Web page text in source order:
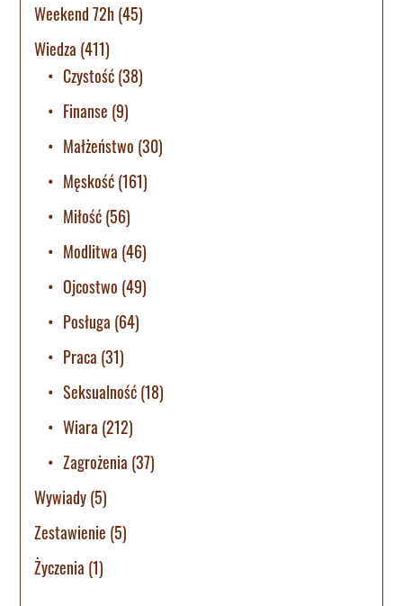
Weekend 72h(45)
Wiedza (411)
Czystość(38)
Finanse (9)
Małżeństwo (30)
Męskość(161)
Miłość(56)
Modlitwa (46)
Ojcostwo (49)
Posługa (64)
Praca (31)
Seksualność(18)
Wiara (212)
Zagrożenia (37)
Wywiady(5)
Zestawienie (5)
Życzenia (1)